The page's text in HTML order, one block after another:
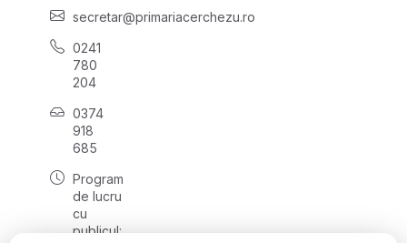
secretar@primariacerchezu.ro
0241
780
204
0374
918
685
Program
de lucru
cu
publicul: